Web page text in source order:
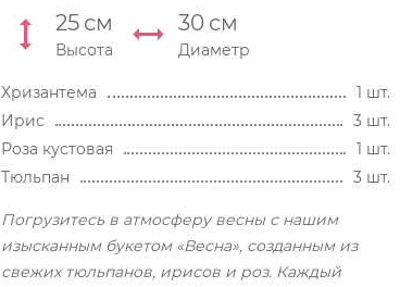
25 см
Высота
30 см
Диаметр
Хризантема
1 шт.
Ирис
3 шт.
Роза кустовая
1 шт.
Тюльпан
3 шт.
Погрузитесь в атмосферу весны с нашим
изысканным букетом «Весна», созданным из
свежих тюльпанов, ирисов и роз. Каждый